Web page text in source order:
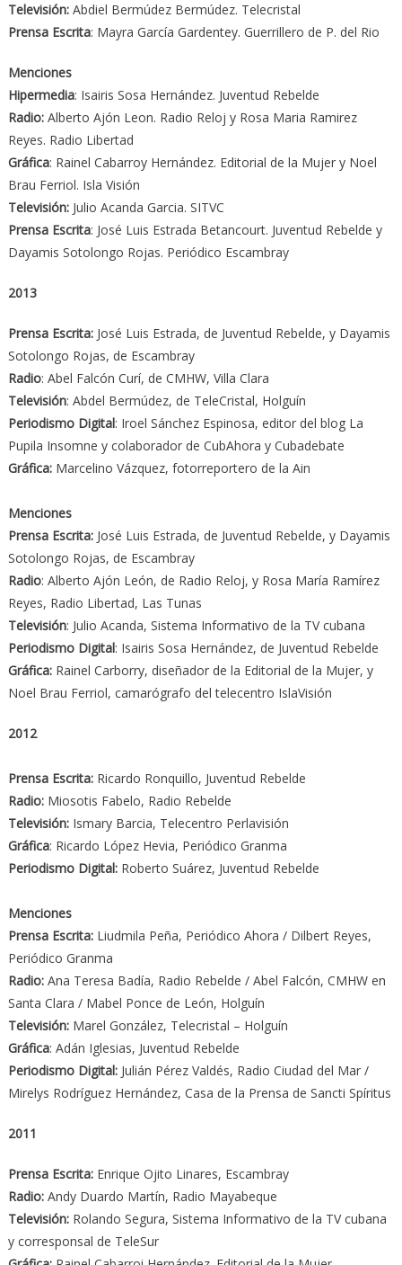
Televisión: Abdiel Bermúdez Bermúdez. Telecristal
Prensa Escrita: Mayra García Gardentey. Guerrillero de P. del Rio
Menciones
Hipermedia: Isairis Sosa Hernández. Juventud Rebelde
Radio: Alberto Ajón Leon. Radio Reloj y Rosa Maria Ramirez
Reyes. Radio Libertad
Gráfica: Rainel Cabarroy Hernández. Editorial de la Mujer y Noel
Brau Ferriol. Isla Visión
Televisión: Julio Acanda Garcia. SITVC
Prensa Escrita: José Luis Estrada Betancourt. Juventud Rebelde y
Dayamis Sotolongo Rojas. Periódico Escambray
2013
Prensa Escrita:José Luis Estrada, de Juventud Rebelde, y Dayamis
Sotolongo Rojas, de Escambray
Radio: Abel Falcón Curí, de CMHW, Villa Clara
Televisión: Abdel Bermúdez, de TeleCristal, Holguín
Periodismo Digital: Iroel Sánchez Espinosa, editor del blog La
Pupila Insomne y colaborador de CubAhora y Cubadebate
Gráfica:Marcelino Vázquez, fotorreportero de la Ain
Menciones
Prensa Escrita:José Luis Estrada, de Juventud Rebelde, y Dayamis
Sotolongo Rojas, de Escambray
Radio: Alberto Ajón León, de Radio Reloj, y Rosa María Ramírez
Reyes, Radio Libertad, Las Tunas
Televisión: Julio Acanda, Sistema Informativo de la TV cubana
Periodismo Digital: Isairis Sosa Hernández, de Juventud Rebelde
Gráfica:Rainel Carborry, diseñador de la Editorial de la Mujer, y
Noel Brau Ferriol, camarógrafo del telecentro IslaVisión
2012
Prensa Escrita: Ricardo Ronquillo, Juventud Rebelde
Radio: Miosotis Fabelo, Radio Rebelde
Televisión:Ismary Barcia, Telecentro Perlavisión
Gráfica: Ricardo López Hevia, Periódico Granma
Periodismo Digital:Roberto Suárez, Juventud Rebelde
Menciones
Prensa Escrita: Liudmila Peña, Periódico Ahora / Dilbert Reyes,
Periódico Granma
Radio: Ana Teresa Badía, Radio Rebelde / Abel Falcón, CMHW en
Santa Clara / Mabel Ponce de León, Holguín
Televisión:Marel González, Telecristal – Holguín
Gráfica: Adán Iglesias, Juventud Rebelde
Periodismo Digital:Julián Pérez Valdés, Radio Ciudad del Mar /
Mirelys Rodríguez Hernández, Casa de la Prensa de Sancti Spíritus
2011
Prensa Escrita:Enrique Ojito Linares, Escambray
Radio: Andy Duardo Martín, Radio Mayabeque
Televisión:Rolando Segura, Sistema Informativo de la TV cubana
y corresponsal de TeleSur